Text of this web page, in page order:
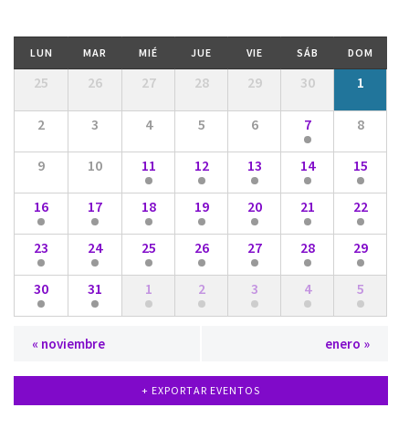
y
vistas
Eventos
de
Evento
Calendario
de
Calendario
Eventos
LUN MAR MIÉ JUE VIE SÁB DOM
25 26 27 28 29 30 1
2 3 4 5 6 7 8
9 10 11 12 13 14 15
16 17 18 19 20 21 22
23 24 25 26 27 28 29
30 31 1 2 3 4 5
« noviembre enero »
+ EXPORTAR EVENTOS